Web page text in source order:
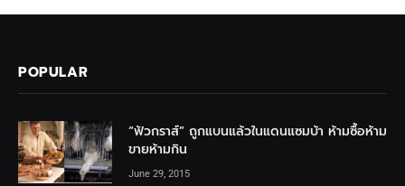
POPULAR
“ฟัวกราส์” ถูกแบนแล้วในแดนแซมบ้า ห้ามซื้อห้าม
ขายห้ามกิน
June 29, 2015